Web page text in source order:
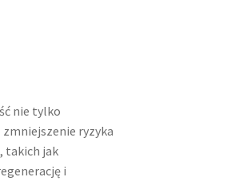
nie tylko
ryzyka
takich jak
i